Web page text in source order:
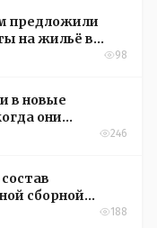
предложили
на жильё в
98
в новые
они
246
сборной
188